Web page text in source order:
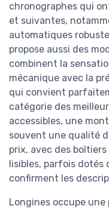
chronographes qui
et suivantes,
automatiques
propose aussi des
combinent la
mécanique avec la
qui convient
catégorie des
accessibles, une
souvent une qualité
prix, avec des
lisibles, parfois dotés
confirment les
Longines occupe